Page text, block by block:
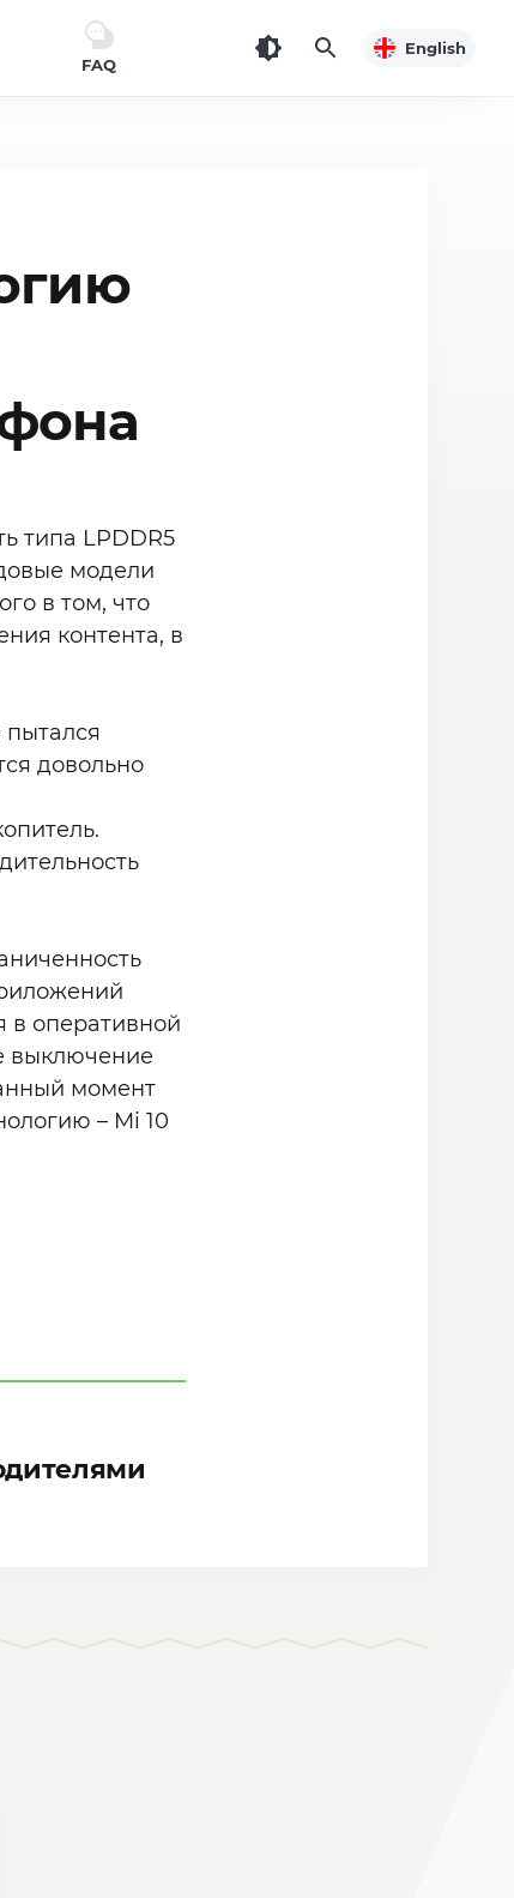
FAQ
English
типа LPDDR5
модели
в том, что
контента, в
пытался
довольно
в оперативной
выключение
момент
– Mi 10